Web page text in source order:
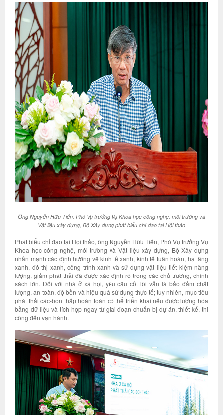
Ông Nguyễn Hữu Tiến, Phó Vụ trưởng Vụ Khoa học công nghệ, môi trường và
Vật liệu xây dựng, Bộ Xây dựng phát biểu chỉ đạo tại Hội thảo
Phát biểu chỉ đạo tại Hội thảo, ông Nguyễn Hữu Tiến, Phó Vụ trưởng Vụ
Khoa học công nghệ, môi trường và Vật liệu xây dựng, Bộ Xây dựng
nhấn mạnh các định hướng về kinh tế xanh, kinh tế tuần hoàn, hạ tầng
xanh, đô thị xanh, công trình xanh và sử dụng vật liệu tiết kiệm năng
lượng, giảm phát thải đã được xác định rõ trong các chủ trương, chính
sách lớn. Đối với nhà ở xã hội, yêu cầu cốt lõi vẫn là bảo đảm chất
lượng, an toàn, độ bền và hiệu quả sử dụng thực tế; tuy nhiên, mục tiêu
phát thải các-bon thấp hoàn toàn có thể triển khai nếu được lượng hóa
bằng dữ liệu và tích hợp ngay từ giai đoạn chuẩn bị dự án, thiết kế, thi
công đến vận hành.